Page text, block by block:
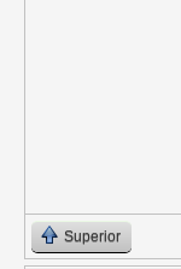
Superior